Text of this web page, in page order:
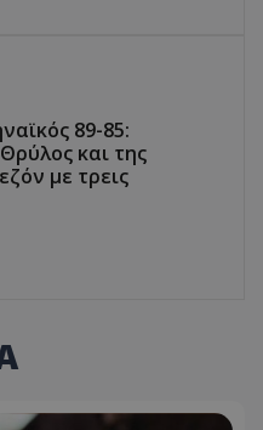
89-85:
και της
με τρεις